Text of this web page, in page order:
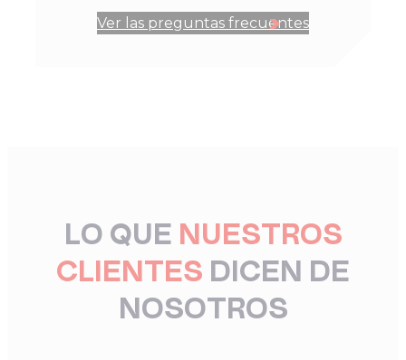
Ver las preguntas frecuentes
LO QUENUESTROS
CLIENTESDICEN DE
NOSOTROS